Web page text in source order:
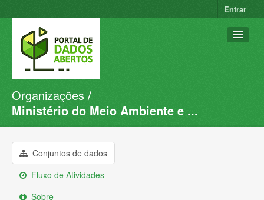
Entrar
Conjuntos de dados
Organizações
Sobre
Organizações
Ministério do Meio Ambiente e ...
Conjuntos de dados
Fluxo de Atividades
Sobre